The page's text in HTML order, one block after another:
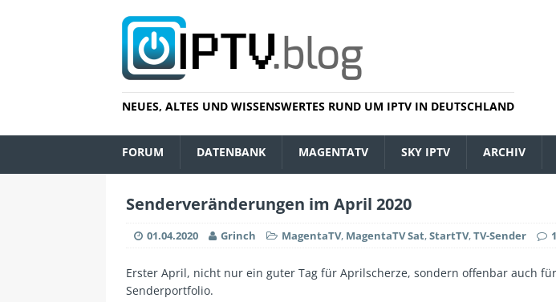
NEUES, ALTES UND WISSENSWERTES RUND UM IPTV IN DEUTSCHLAND
FORUM DATENBANK MAGENTATV SKY IPTV ARCHIV
Senderveränderungen im April 2020
01.04.2020 Grinch MagentaTV, MagentaTV Sat,StartTV,TV-Sender
Erster April, nicht nur ein guter Tag für Aprilscherze, sondern offenbar auch
Senderportfolio.